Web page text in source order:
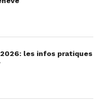
les infos pratiques